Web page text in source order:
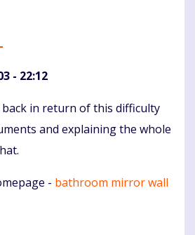
- 22:12
back in return of this difficulty
and explaining the whole
- bathroom mirror wall